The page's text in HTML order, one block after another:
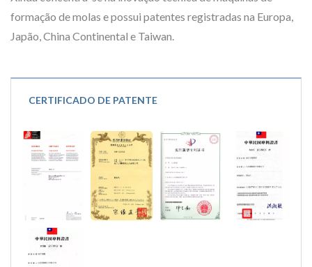
formação de molas e possui patentes registradas na Europa,
Japão, China Continental e Taiwan.
CERTIFICADO DE PATENTE